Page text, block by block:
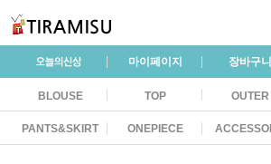
마이페이지 장바구니
BLOUSE TOP OUTER
PANTS&SKIRT ONEPIECE